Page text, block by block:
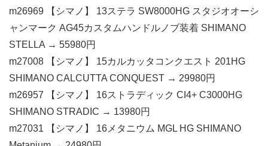
m26969 【シマノ】 13ステラ SW8000HG スタジオオーシ
ャンマーク AG45カスタムハンドルノブ装着 SHIMANO
STELLA → 55980円
m27008 【シマノ】 15カルカッタコンクエスト 201HG
SHIMANO CALCUTTA CONQUEST → 29980円
m26957 【シマノ】 16ストラディック CI4+ C3000HG
SHIMANO STRADIC → 13980円
m27031 【シマノ】 16メタニウム MGL HG SHIMANO